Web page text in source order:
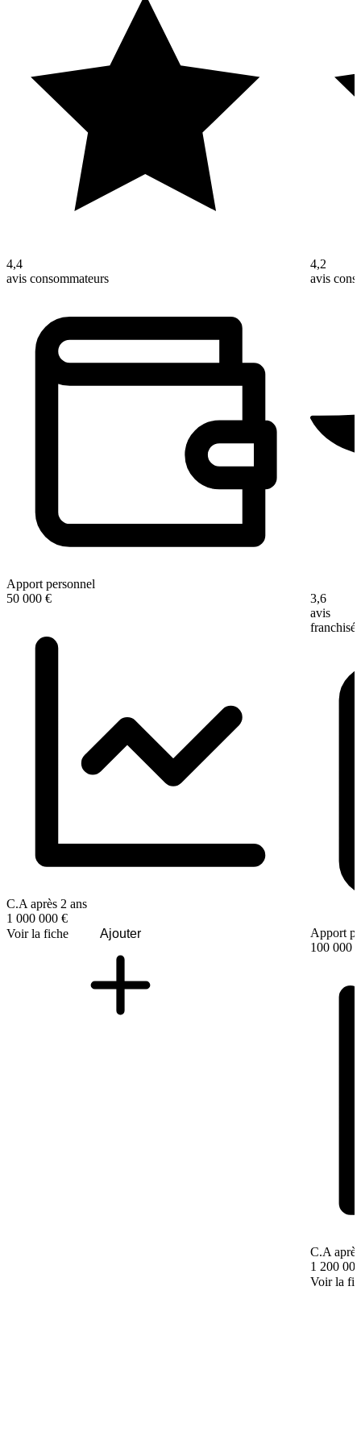
4,4
avis consommateurs
Apport personnel
50 000 €
C.A après 2 ans
1 000 000 €
Voir la fiche
Ajouter
4,2
avis
3,6
avis
franchisé
Apport
100 000 €
C.A
1 200
Voir la